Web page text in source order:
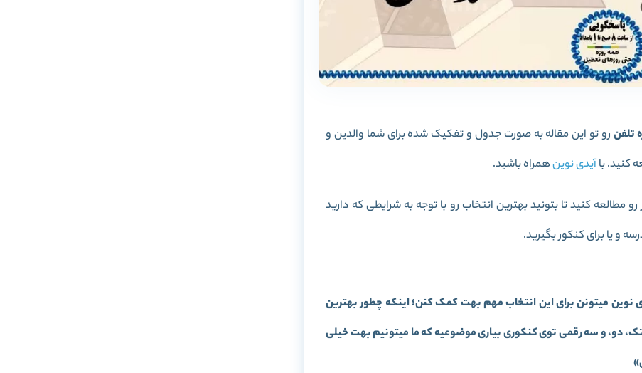
تلفن رو تو این مقاله به صورت جدول و تفکیک شده برای شما والدین و
کنید. باآیدی نوینهمراه باشید.
مطالعه کنید تا بتونید بهترین انتخاب رو با توجه به شرایطی که دارید
و یا برای کنکور بگیرید.
نوین میتونن برای این انتخاب مهم بهت کمک کنن؛ اینکه چطور بهترین
دو، و سه رقمی توی کنکوری بیاری موضوعیه که ما میتونیم بهت خیلی
»